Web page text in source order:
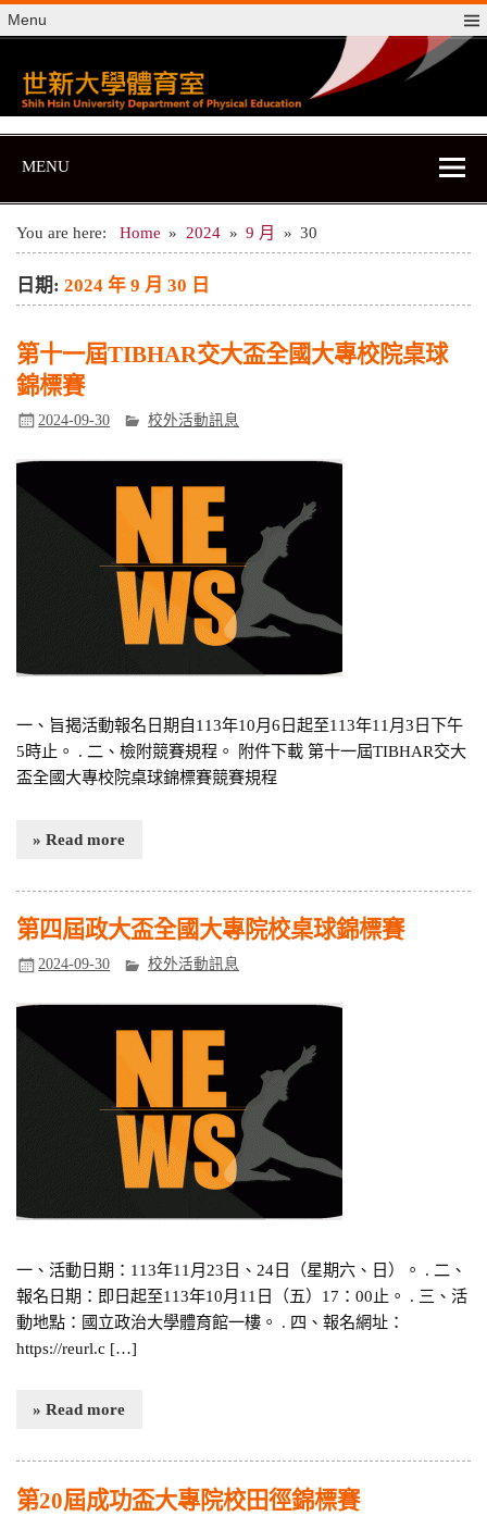
Skip
to
content
Menu
世新大學體育室
世新大學體育室
MENU
You are here: Home 2024 9 月 30
日期:2024 年 9 月 30 日
第十一屆TIBHAR交大盃全國大專校院桌球
錦標賽
2024-09-30 校外活動訊息
一、旨揭活動報名日期自113年10月6日起至113年11月3日下午
5時止。 . 二、檢附競賽規程。 附件下載 第十一屆TIBHAR交大
盃全國大專校院桌球錦標賽競賽規程
» Read more
第四屆政大盃全國大專院校桌球錦標賽
2024-09-30 校外活動訊息
一、活動日期：113年11月23日、24日（星期六、日）。 . 二、
報名日期：即日起至113年10月11日（五）17：00止。 . 三、活
動地點：國立政治大學體育館一樓。 . 四、報名網址：
https://reurl.c […]
» Read more
第20屆成功盃大專院校田徑錦標賽